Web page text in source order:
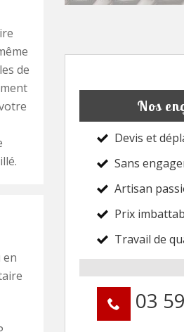
de
en
Nos
Devis et
Sans
Artisan
Prix
Travail de
03